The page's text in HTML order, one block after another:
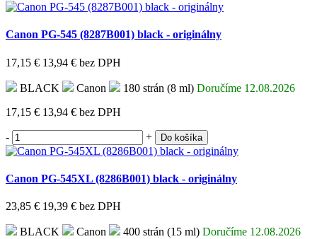
Canon PG-545 (8287B001) black - originálny
17,15 € 13,94 € bez DPH
BLACK Canon 180 strán (8 ml) Doručíme 12.08.2026
17,15 € 13,94 € bez DPH
- + Do košíka
Canon PG-545XL (8286B001) black - originálny
23,85 € 19,39 € bez DPH
BLACK Canon 400 strán (15 ml) Doručíme 12.08.2026